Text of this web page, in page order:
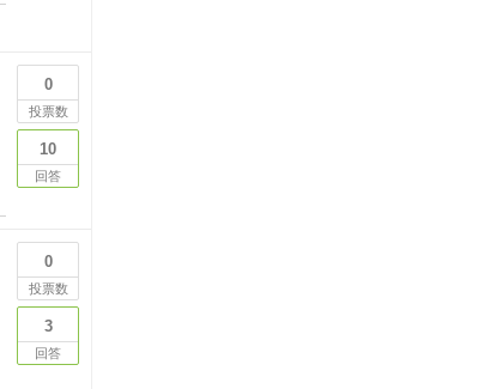
0
投票数
10
回答
0
投票数
3
回答